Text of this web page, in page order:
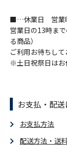
■…休業日 営業
営業日の13時ま
る商品）
ご利用お待ちして
※土日祝祭日はお
お支払・配
お支払方法
配送方法・送